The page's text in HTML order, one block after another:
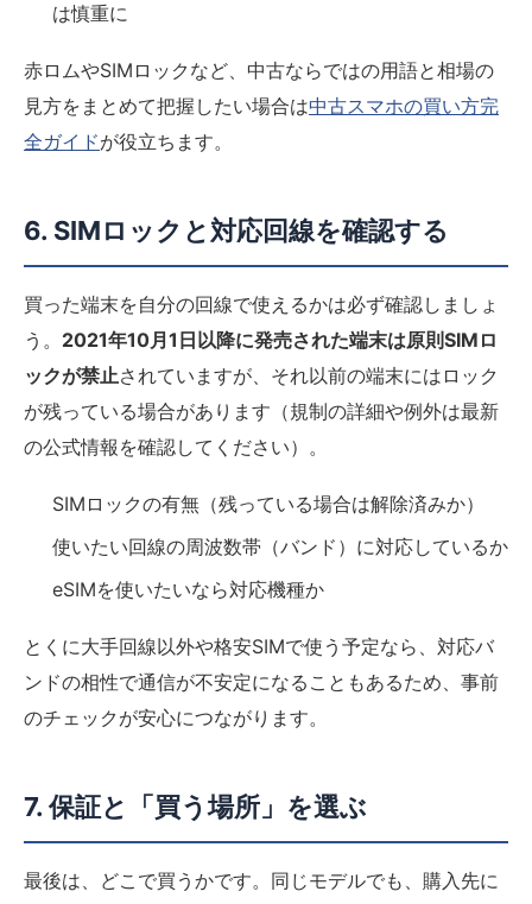
は慎重に
赤ロムやSIMロックなど、中古ならではの用語と相場の
見方をまとめて把握したい場合は中古スマホの買い方完
全ガイドが役立ちます。
6. SIMロックと対応回線を確認する
買った端末を自分の回線で使えるかは必ず確認しましょ
う。 2021年10月1日以降に発売された端末は原則SIMロ
ックが禁止されていますが、それ以前の端末にはロック
が残っている場合があります（規制の詳細や例外は最新
の公式情報を確認してください）。
SIMロックの有無（残っている場合は解除済みか）
使いたい回線の周波数帯（バンド）に対応しているか
eSIMを使いたいなら対応機種か
とくに大手回線以外や格安SIMで使う予定なら、対応バ
ンドの相性で通信が不安定になることもあるため、事前
のチェックが安心につながります。
7. 保証と「買う場所」を選ぶ
最後は、どこで買うかです。同じモデルでも、購入先に